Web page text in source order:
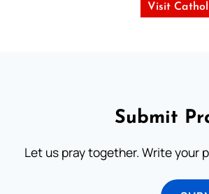
Visit
Submit
Let us pray together. Write your